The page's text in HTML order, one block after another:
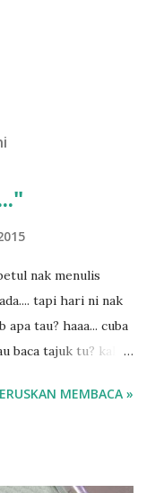
nak menulis
tapi hari ni nak
tau? haaa... cuba
baca tajuk tu? kalau
AKU ....adoiiii
MEMBACA »